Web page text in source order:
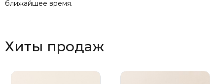
ближайшее время.
Хиты продаж